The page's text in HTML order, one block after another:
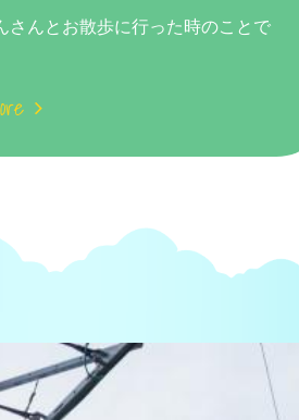
さんとお散歩に行った時のことで